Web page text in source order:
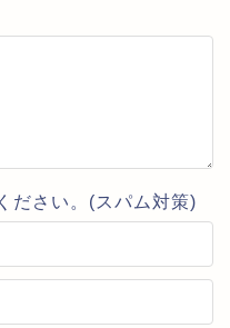
ださい。(スパム対策)